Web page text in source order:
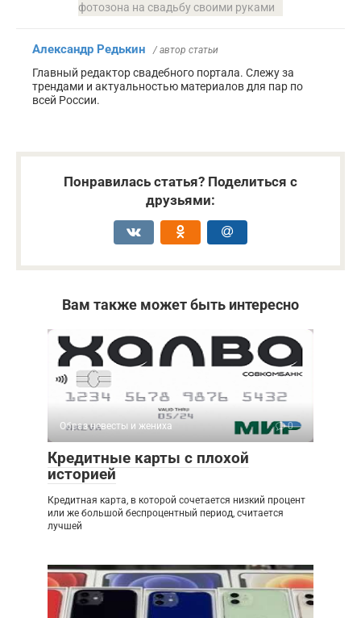
фотозона на свадьбу своими руками
Александр Редькин / автор статьи
Главный редактор свадебного портала. Слежу за
трендами и актуальностью материалов для пар по
всей России.
Понравилась статья? Поделиться с
друзьями:
Вам также может быть интересно
Образ невесты и жениха 0
Кредитные карты с плохой
историей
Кредитная карта, в которой сочетается низкий процент
или же большой беспроцентный период, считается
лучшей